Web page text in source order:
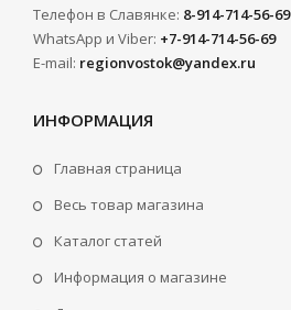
Телефон в Славянке: 8-914-714-56-69
WhatsApp и Viber: +7-914-714-56-69
E-mail: regionvostok@yandex.ru
ИНФОРМАЦИЯ
Главная страница
Весь товар магазина
Каталог статей
Информация о магазине